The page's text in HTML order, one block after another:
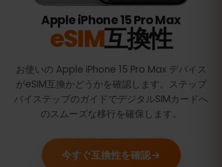
Apple iPhone 15 Pro Max
eSIM互換性
お使いの Apple iPhone 15 Pro Max デバイス
がeSIM互換かどうかを確認します。ステップ
バイステップのガイドでデジタルSIMカードへ
のスムーズな移行を確保します。
今すぐ互換性を確認